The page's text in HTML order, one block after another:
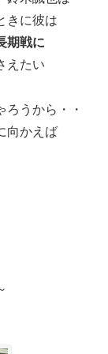
きに彼は
期戦に
えたい
ろうから・・
向かえば